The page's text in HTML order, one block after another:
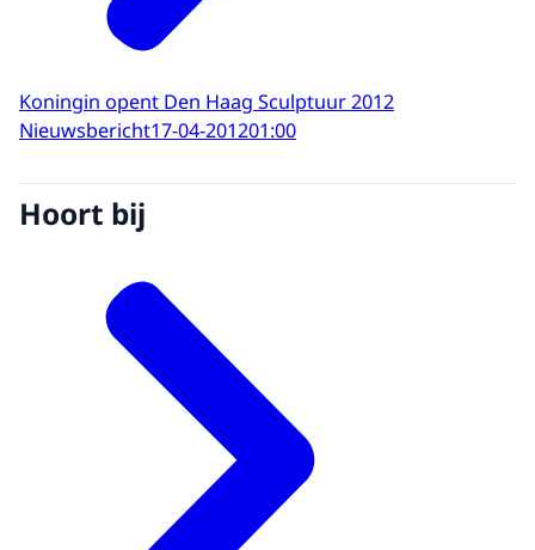
Koningin opent Den Haag Sculptuur 2012
Nieuwsbericht17-04-201201:00
Hoort bij